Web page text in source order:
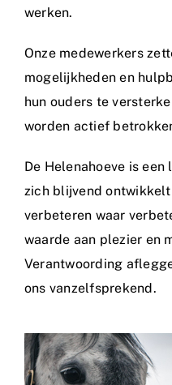
werken.
Onze medewerkers
mogelijkheden en
hun ouders te
worden actief
De Helenahoeve is
zich blijvend
verbeteren waar
waarde aan plezier en
Verantwoording
ons vanzelfsprekend.